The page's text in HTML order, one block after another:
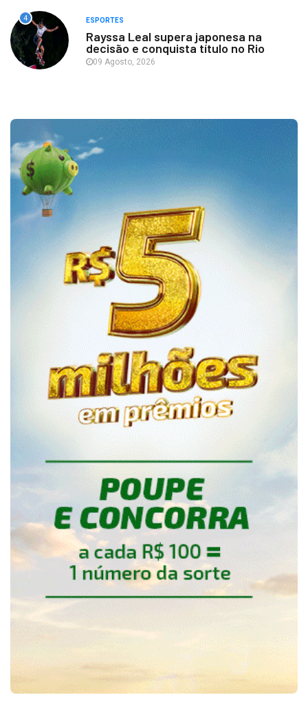
4 ESPORTES
Rayssa Leal supera japonesa na
decisão e conquista título no Rio
09 Agosto, 2026